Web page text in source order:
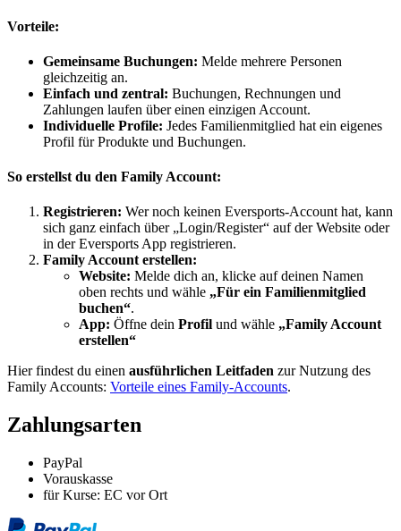
Vorteile:
Gemeinsame Buchungen: Melde mehrere Personen
gleichzeitig an.
Einfach und zentral: Buchungen, Rechnungen und
Zahlungen laufen über einen einzigen Account.
Individuelle Profile: Jedes Familienmitglied hat ein eigenes
Profil für Produkte und Buchungen.
So erstellst du den Family Account:
Registrieren: Wer noch keinen Eversports-Account hat, kann
sich ganz einfach über „Login/Register“ auf der Website oder
in der Eversports App registrieren.
Family Account erstellen:
Website: Melde dich an, klicke auf deinen Namen
oben rechts und wähle „Für ein Familienmitglied
buchen“.
App: Öffne dein Profil und wähle „Family Account
erstellen“
Hier findest du einen ausführlichen Leitfaden zur Nutzung des
Family Accounts: Vorteile eines Family-Accounts.
Zahlungsarten
PayPal
Vorauskasse
für Kurse: EC vor Ort